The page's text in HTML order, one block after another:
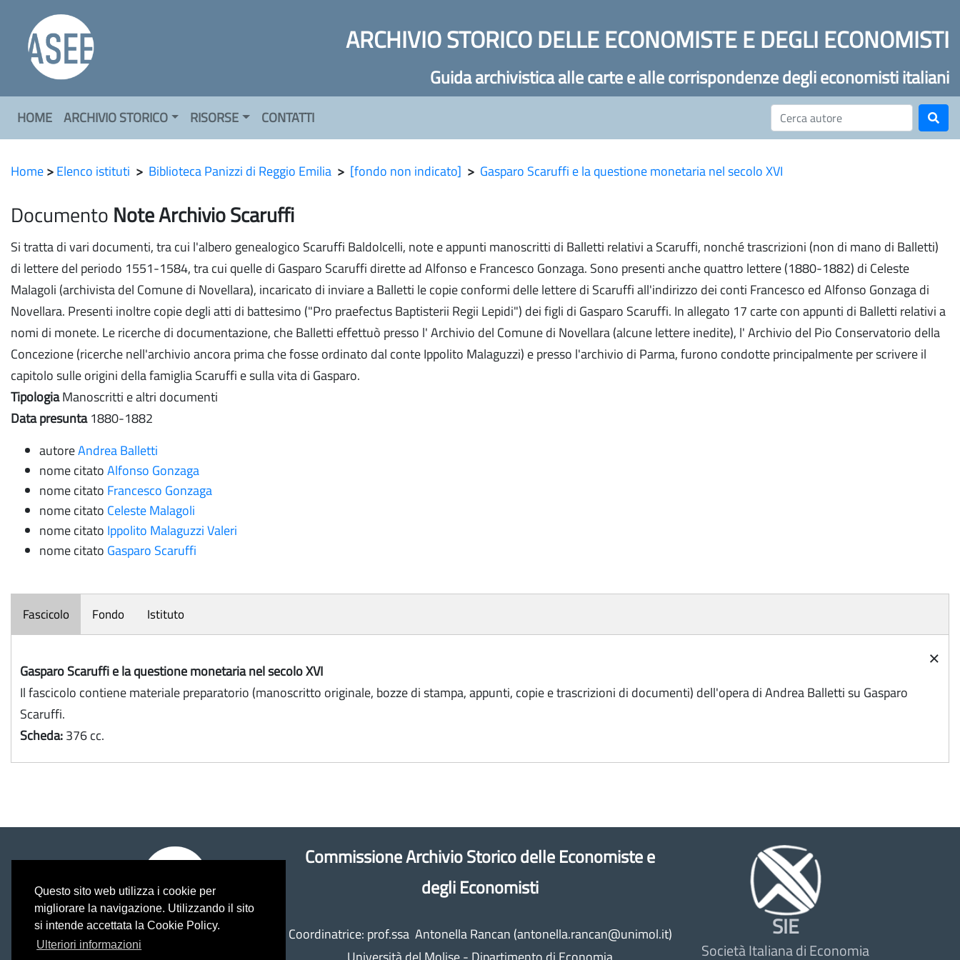
Questo sito web utilizza i cookie per
migliorare la navigazione. Utilizzando il sito
si intende accettata la Cookie Policy.
Ulteriori informazioni
ARCHIVIO STORICO DELLE ECONOMISTE E DEGLI ECONOMISTI
Guida archivistica alle carte e alle corrispondenze degli economisti italiani
HOME ARCHIVIO STORICO RISORSE CONTATTI
Home>Elenco istituti > Biblioteca Panizzi di Reggio Emilia > [fondo non indicato] > Gasparo Scaruffi e la questione monetaria nel secolo XVI
Documento Note Archivio Scaruffi
Si tratta di vari documenti, tra cui l'albero genealogico Scaruffi Baldolcelli, note e appunti manoscritti di Balletti relativi a Scaruffi, nonché trascrizioni (non di mano di Balletti)
di lettere del periodo 1551-1584, tra cui quelle di Gasparo Scaruffi dirette ad Alfonso e Francesco Gonzaga. Sono presenti anche quattro lettere (1880-1882) di Celeste
Malagoli (archivista del Comune di Novellara), incaricato di inviare a Balletti le copie conformi delle lettere di Scaruffi all'indirizzo dei conti Francesco ed Alfonso Gonzaga di
Novellara. Presenti inoltre copie degli atti di battesimo ("Pro praefectus Baptisterii Regii Lepidi") dei figli di Gasparo Scaruffi. In allegato 17 carte con appunti di Balletti relativi a
nomi di monete. Le ricerche di documentazione, che Balletti effettuò presso l' Archivio del Comune di Novellara (alcune lettere inedite), l' Archivio del Pio Conservatorio della
Concezione (ricerche nell'archivio ancora prima che fosse ordinato dal conte Ippolito Malaguzzi) e presso l'archivio di Parma, furono condotte principalmente per scrivere il
capitolo sulle origini della famiglia Scaruffi e sulla vita di Gasparo.
TipologiaManoscritti e altri documenti
Data presunta1880-1882
autoreAndrea Balletti
nome citatoAlfonso Gonzaga
nome citato Francesco Gonzaga
nome citato Celeste Malagoli
nome citato Ippolito Malaguzzi Valeri
nome citato Gasparo Scaruffi
Fascicolo Fondo Istituto
×
Gasparo Scaruffi e la questione monetaria nel secolo XVI
Il fascicolo contiene materiale preparatorio (manoscritto originale, bozze di stampa, appunti, copie e trascrizioni di documenti) dell'opera di Andrea Balletti su Gasparo
Scaruffi.
Scheda:376 cc.
ASEE
Archivio Storico delle
Commissione Archivio Storico delle Economiste e
degli Economisti
Coordinatrice: prof.ssa Antonella Rancan (antonella.rancan@unimol.it)
SIE
Società Italiana di Economia